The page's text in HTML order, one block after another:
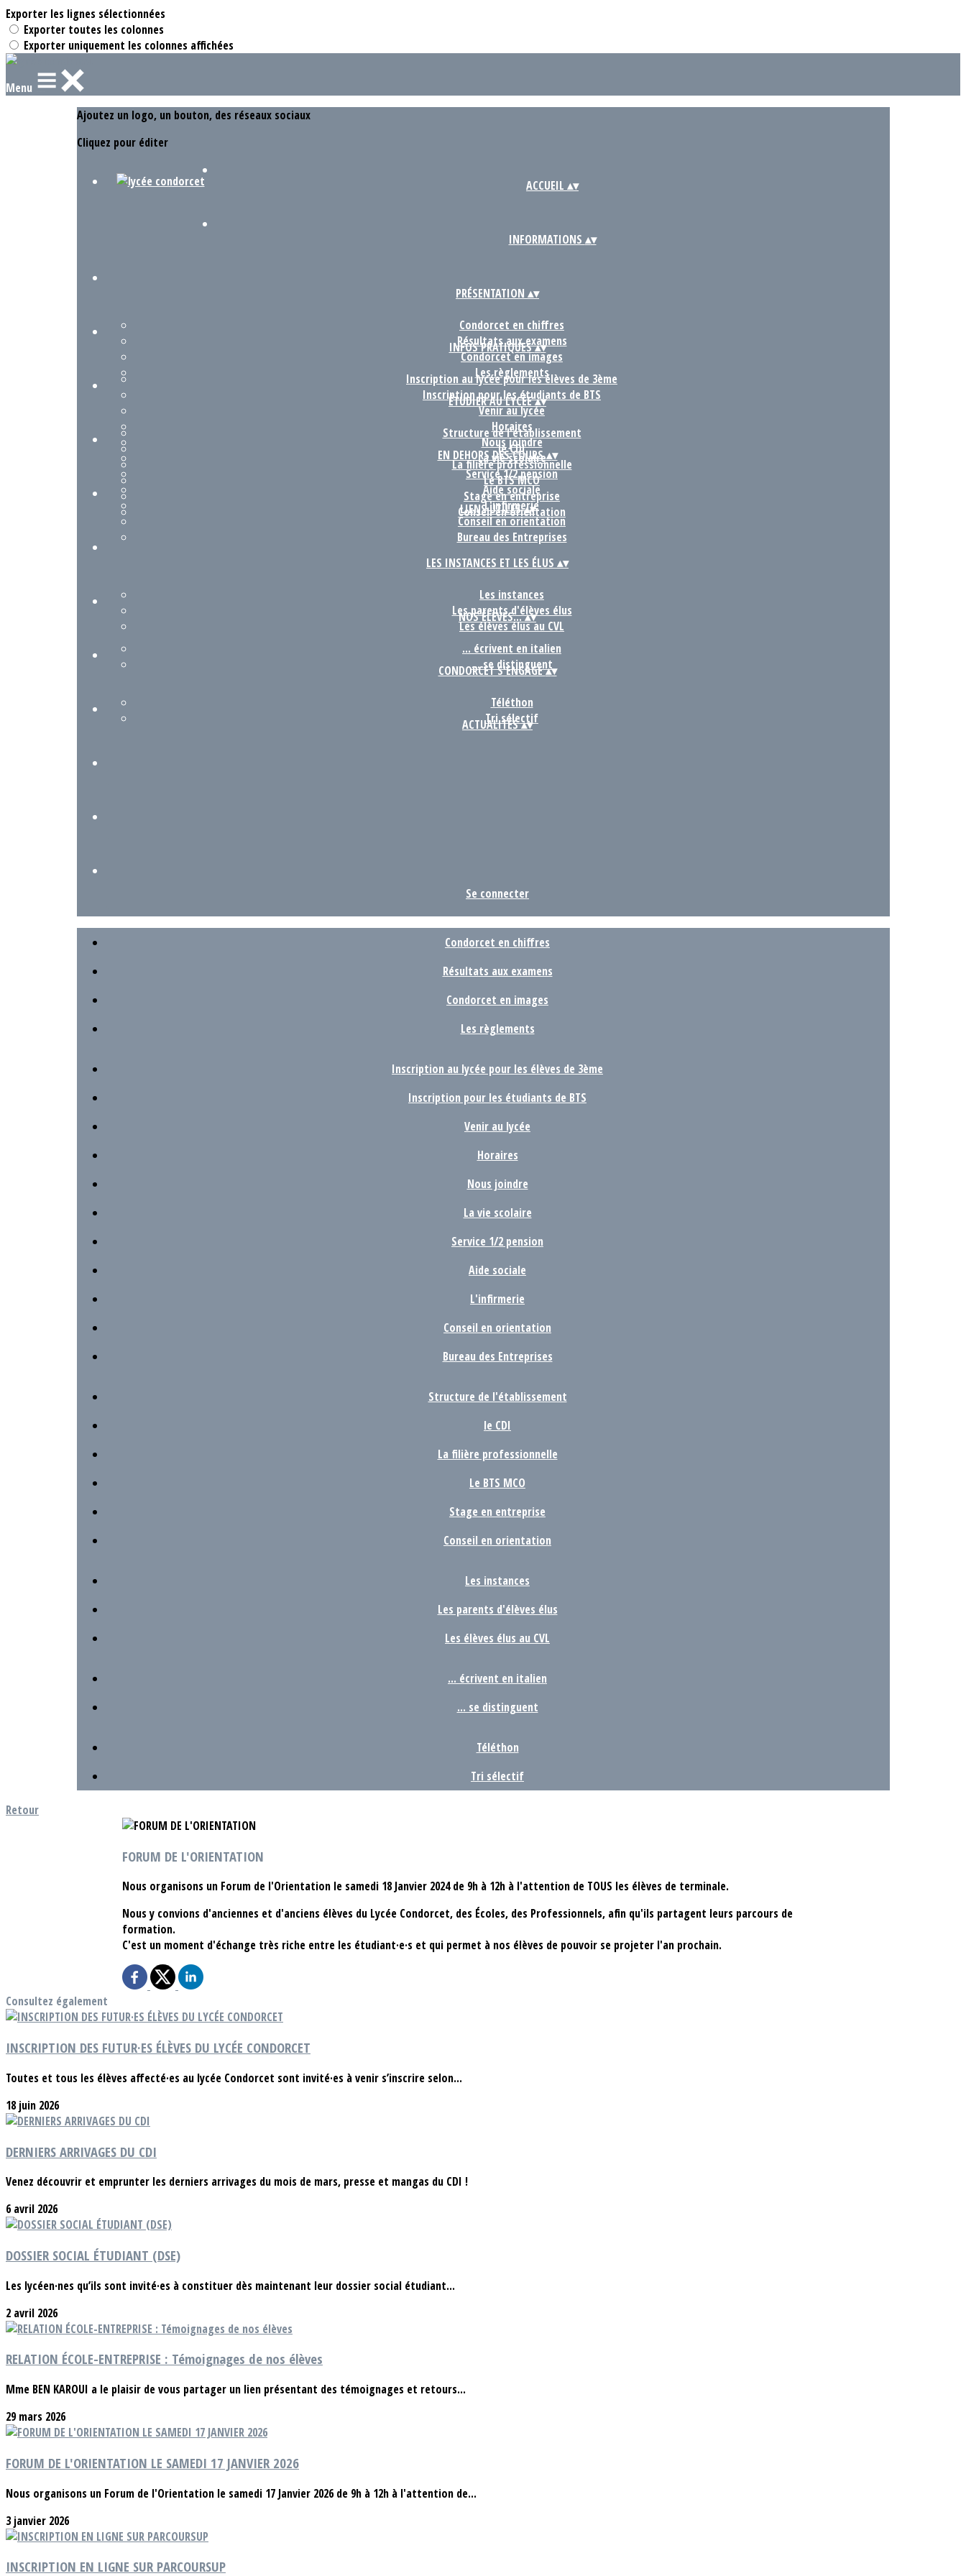
Exporter les lignes sélectionnées
Exporter toutes les colonnes
Exporter uniquement les colonnes affichées
Menu
Ajoutez un logo, un bouton, des réseaux sociaux
Cliquez pour éditer
ACCUEIL ▴▾
INFORMATIONS ▴▾
PRÉSENTATION ▴▾
Condorcet en chiffres
Résultats aux examens
Condorcet en images
Les règlements
INFOS PRATIQUES▴▾
Inscription au lycée pour les élèves de 3ème
Inscription pour les étudiants de BTS
Venir au lycée
Horaires
Nous joindre
La vie scolaire
Service 1/2 pension
Aide sociale
L'infirmerie
Conseil en orientation
Bureau des Entreprises
ÉTUDIER AU LYCÉE▴▾
Structure de l'établissement
le CDI
La filière professionnelle
Le BTS MCO
Stage en entreprise
Conseil en orientation
EN DEHORS DES COURS▴▾
LIENS UTILES▴▾
LES INSTANCES ET LES ÉLUS ▴▾
Les instances
Les parents d'élèves élus
Les élèves élus au CVL
NOS ÉLÈVES...▴▾
... écrivent en italien
... se distinguent
CONDORCET S'ENGAGE▴▾
Téléthon
Tri sélectif
ACTUALITÉS▴▾
Se connecter
Condorcet en chiffres
Résultats aux examens
Condorcet en images
Les règlements
Inscription au lycée pour les élèves de 3ème
Inscription pour les étudiants de BTS
Venir au lycée
Horaires
Nous joindre
La vie scolaire
Service 1/2 pension
Aide sociale
L'infirmerie
Conseil en orientation
Bureau des Entreprises
Structure de l'établissement
le CDI
La filière professionnelle
Le BTS MCO
Stage en entreprise
Conseil en orientation
Les instances
Les parents d'élèves élus
Les élèves élus au CVL
... écrivent en italien
... se distinguent
Téléthon
Tri sélectif
Retour
FORUM DE L'ORIENTATION
Nous organisons un Forum de l'Orientation le samedi 18 Janvier 2024 de 9h à 12h à l'attention de TOUS les élèves de terminale.
Nous y convions d'anciennes et d'anciens élèves du Lycée Condorcet, des Écoles, des Professionnels, afin qu'ils partagent leurs parcours de
formation.
C'est un moment d'échange très riche entre les étudiant·e·s et qui permet à nos élèves de pouvoir se projeter l'an prochain.
Consultez également
INSCRIPTION DES FUTUR·ES ÉLÈVES DU LYCÉE CONDORCET
Toutes et tous les élèves affecté·es au lycée Condorcet sont invité·es à venir s’inscrire selon...
18 juin 2026
DERNIERS ARRIVAGES DU CDI
Venez découvrir et emprunter les derniers arrivages du mois de mars, presse et mangas du CDI !
6 avril 2026
DOSSIER SOCIAL ÉTUDIANT (DSE)
Les lycéen·nes qu’ils sont invité·es à constituer dès maintenant leur dossier social étudiant...
2 avril 2026
RELATION ÉCOLE-ENTREPRISE : Témoignages de nos élèves
Mme BEN KAROUI a le plaisir de vous partager un lien présentant des témoignages et retours...
29 mars 2026
FORUM DE L'ORIENTATION LE SAMEDI 17 JANVIER 2026
Nous organisons un Forum de l'Orientation le samedi 17 Janvier 2026 de 9h à 12h à l'attention de...
3 janvier 2026
INSCRIPTION EN LIGNE SUR PARCOURSUP